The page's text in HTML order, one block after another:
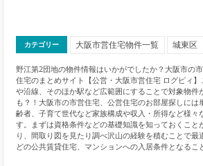
カテゴリー 大阪市営住宅物件一覧 城東区
野江第2団地の物件情報はいかがでしたか？大阪市の
住宅のまとめサイト【公営・大阪市営住宅 ログピィ
や沿線、そのほか駅など広範囲にすることで対象物件
も？！大阪市の市営住宅、公営住宅のお部屋探しには
齢者、子育て世代など家族構成や収入・所得など様々
す。まずは資格条件などの基礎知識を知っておくこと
り、間取り図を見たり調べ沢山の経験を積むことで最
どの公共賃貸住宅、マンションへの入居条件となるこ